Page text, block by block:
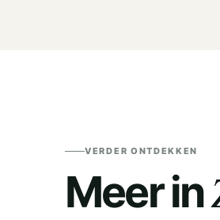
VERDER ONTDEKKEN
Meer in